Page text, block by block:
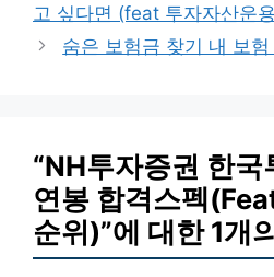
리
고 싶다면 (feat 투자자산운
숨은 보험금 찾기 내 보
“NH투자증권 한
연봉 합격스펙
순위)”에 대한 1개